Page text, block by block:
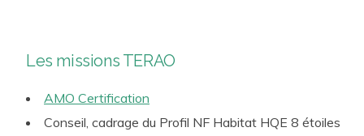
Les missions TERAO
AMO Certification
Conseil, cadrage du Profil NF Habitat HQE 8 étoiles